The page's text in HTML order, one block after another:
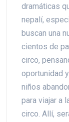
dramáticas
nepalí,
buscan una
cientos de
circo,
oportunidad
niños
para viajar a
circo. Allí,